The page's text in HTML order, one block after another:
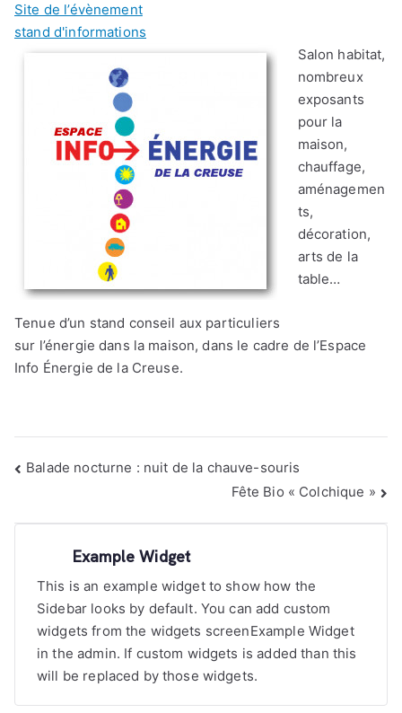
Site de l’évènement
stand d'informations
Salon habitat,
nombreux
exposants
pour la
maison,
chauffage,
aménagemen
ts,
décoration,
arts de la
table…
Tenue d’un stand conseil aux particuliers
sur l’énergie dans la maison, dans le cadre de l’Espace
Info Énergie de la Creuse.
Navigation
Balade nocturne : nuit de la chauve-souris
Fête Bio « Colchique »
Example Widget
This is an example widget to show how the
Sidebar looks by default. You can add custom
widgets from the widgets screenExample Widget
in the admin. If custom widgets is added than this
will be replaced by those widgets.